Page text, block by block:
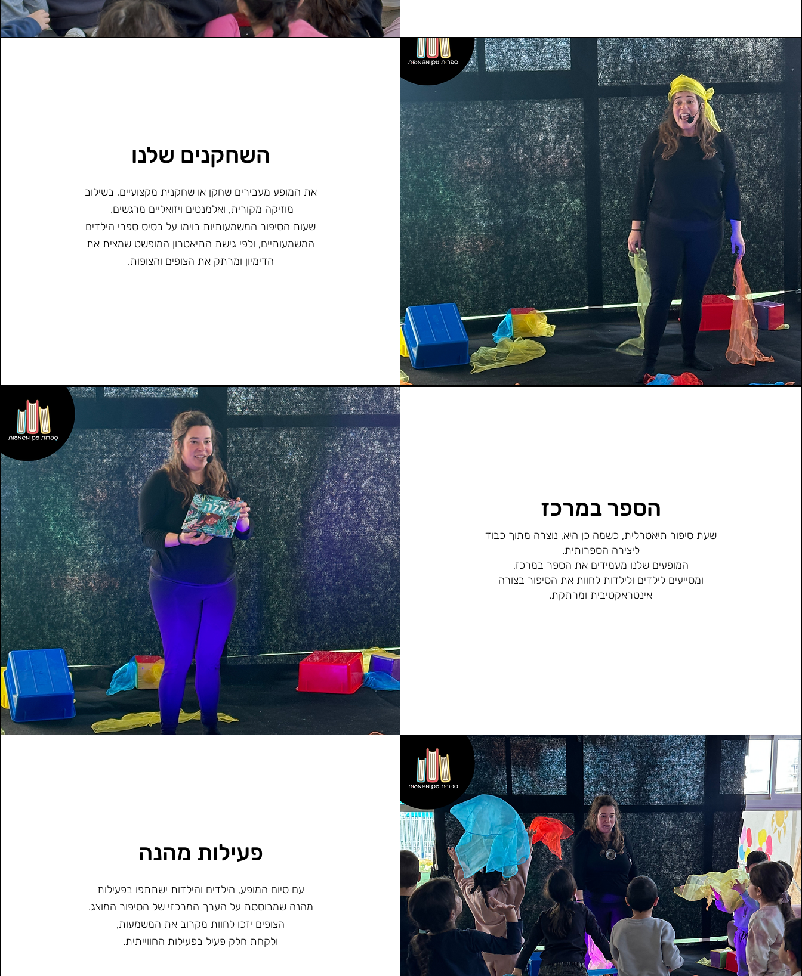
השחקנים שלנו
את המופע מעבירים שחקן או שחקנית מקצועיים, בשילוב
מוזיקה מקורית, ואלמנטים ויזואליים מרגשים.
שעות הסיפור המשמעותיות בוימו על בסיס ספרי הילדים
המשמעותיים, ולפי גישת התיאטרון המופשט שמצית את
הדימיון ומרתק את הצופים והצופות.
הספר במרכז
שעת סיפור תיאטרלית, כשמה כן היא, נוצרה מתוך כבוד
ליצירה הספרותית.
המופעים שלנו מעמידים את הספר במרכז,
ומסייעים לילדים ולילדות לחוות את הסיפור בצורה
אינטראקטיבית ומרתקת.
פעילות מהנה
עם סיום המופע, הילדים והילדות ישתתפו בפעילות
מהנה שמבוססת על הערך המרכזי של הסיפור המוצג.
הצופים יזכו לחוות מקרוב את המשמעות,
ולקחת חלק פעיל בפעילות החווייתית.